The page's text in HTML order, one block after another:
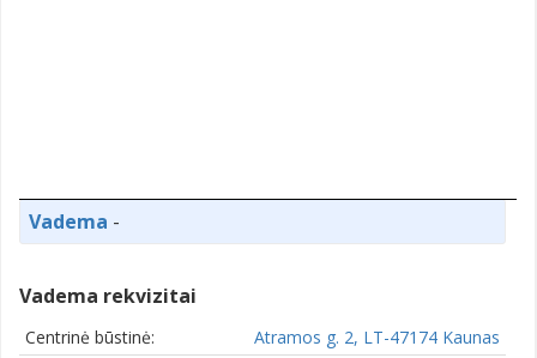
Vadema -
Vadema rekvizitai
Centrinė būstinė:
Atramos g. 2, LT-47174 Kaunas